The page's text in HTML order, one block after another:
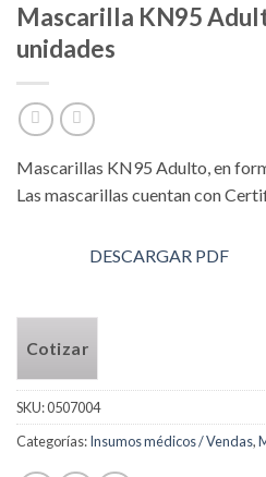
Mascarilla KN95
unidades
Mascarillas KN95 Adulto, en
Las mascarillas cuentan con
DESCARGAR PDF
Cotizar
SKU:0507004
Categorías:Insumos médicos / Vendas,